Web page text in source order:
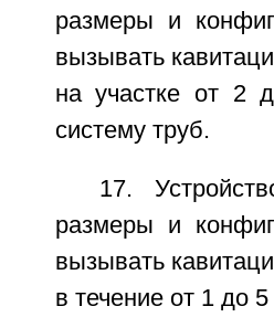
размеры и
вызывать
на участке от 2
систему труб.
17.
размеры и
вызывать
в течение от 1 до 5